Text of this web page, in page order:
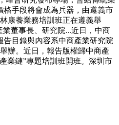
格手段將會成為兵器，由遵義市
康養業務培訓班正在遵義舉
董事長、研究院...近日，中商
告目錄與內容系中商產業研究院
辦。近日，報告版權歸中商產
業鏈”專題培訓班開班。深圳市